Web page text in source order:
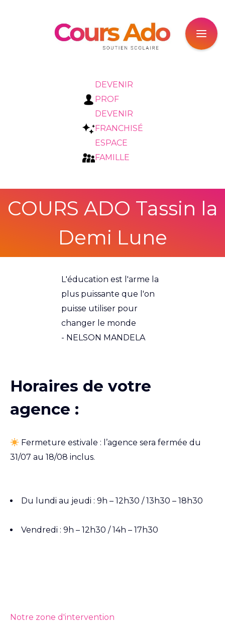
DEVENIR
PROF
DEVENIR
FRANCHISÉ
ESPACE
FAMILLE
COURS ADO Tassin la
Demi Lune
L'éducation est l'arme la
plus puissante que l'on
puisse utiliser pour
changer le monde
- NELSON MANDELA
Horaires de votre
agence :
Fermeture estivale : l’agence sera fermée du
31/07 au 18/08 inclus.
Du lundi au jeudi : 9h – 12h30 / 13h30 – 18h30
Vendredi : 9h – 12h30 / 14h – 17h30
Notre zone d'intervention